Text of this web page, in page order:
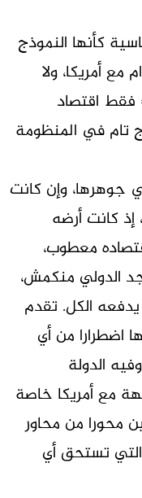
كأنها النموذج
مع أمريكا، ولا
فقط اقتصاد
تام في المنظومة
جوهرها، وإن كانت
كانت أرضه
معطوب،
الدولي منكمش،
الكل. تقدم
اضطرارا من أي
الدولة
مع أمريكا خاصة
محورا من محاور
التي تستحق أي